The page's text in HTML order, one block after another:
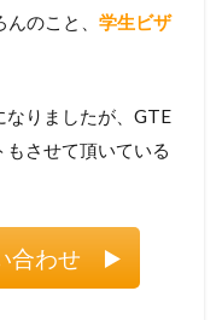
のこと、 学生ビザ
なりましたが、GTE
させて頂いている
合わせ ▶️